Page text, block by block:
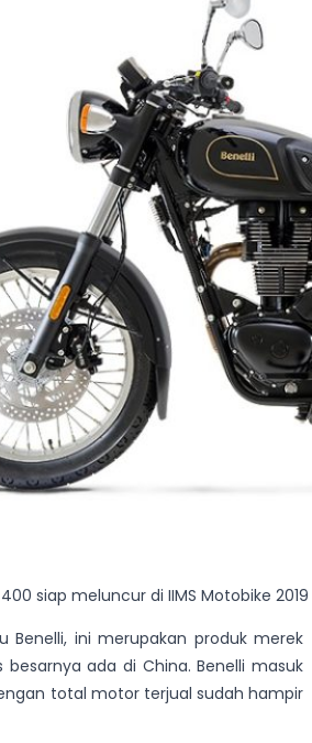
siap meluncur di IIMS Motobike 2019
Benelli, ini merupakan produk merek
ada di China. Benelli masuk
total motor terjual sudah hampir